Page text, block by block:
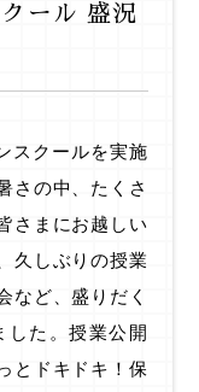
ール 盛況
スクールを実施
さの中、たくさ
さまにお越しい
久しぶりの授業
など、盛りだく
した。授業公開
とドキドキ！保